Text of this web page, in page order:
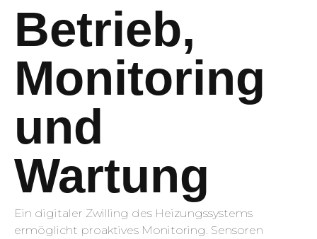
Betrieb,
Monitoring
und
Wartung
Ein digitaler Zwilling des Heizungssystems
ermöglicht proaktives Monitoring. Sensoren